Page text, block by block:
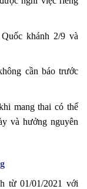
khánh 2/9 và
cần báo trước
mang thai có thể
và hưởng nguyên
từ 01/01/2021 với